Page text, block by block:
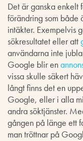
Det är ganska enkelt
förändring som både
intäkter. Exempelvis
sökresultatet eller att
användarna inte
Google blir en
vissa skulle säkert
långt finns det en
Google, eller i alla
andra söktjänster.
gången på länge ett
man tröttnar på